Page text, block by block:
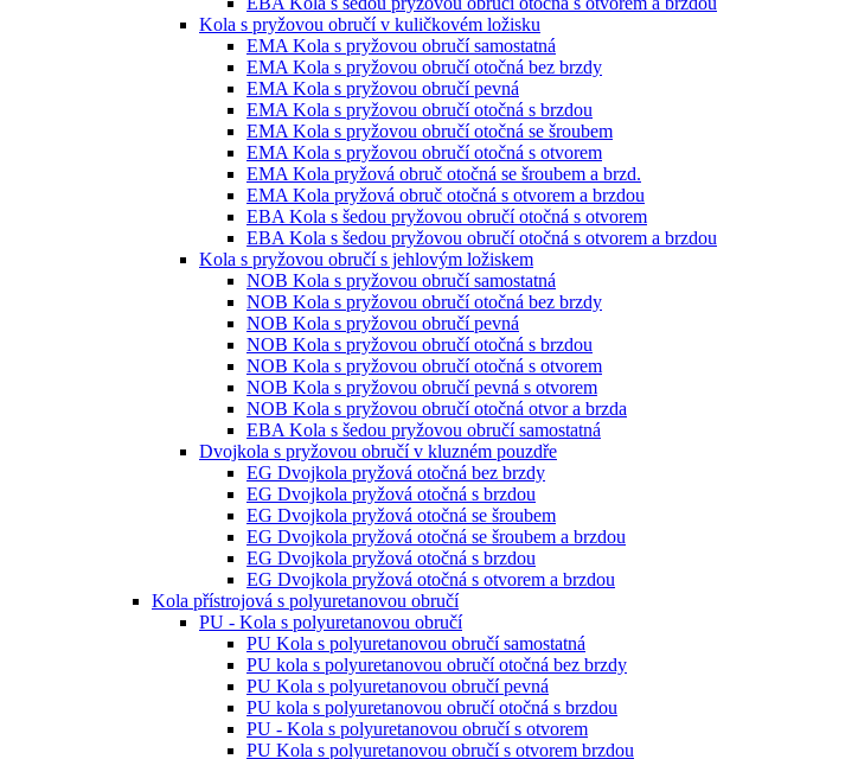
Kola s pryžovou obručí v kuličkovém ložisku
EMA Kola s pryžovou obručí samostatná
EMA Kola s pryžovou obručí otočná bez brzdy
EMA Kola s pryžovou obručí pevná
EMA Kola s pryžovou obručí otočná s brzdou
EMA Kola s pryžovou obručí otočná se šroubem
EMA Kola s pryžovou obručí otočná s otvorem
EMA Kola pryžová obruč otočná se šroubem a brzd.
EMA Kola pryžová obruč otočná s otvorem a brzdou
EBA Kola s šedou pryžovou obručí otočná s otvorem
EBA Kola s šedou pryžovou obručí otočná s otvorem a brzdou
Kola s pryžovou obručí s jehlovým ložiskem
NOB Kola s pryžovou obručí samostatná
NOB Kola s pryžovou obručí otočná bez brzdy
NOB Kola s pryžovou obručí pevná
NOB Kola s pryžovou obručí otočná s brzdou
NOB Kola s pryžovou obručí otočná s otvorem
NOB Kola s pryžovou obručí pevná s otvorem
NOB Kola s pryžovou obručí otočná otvor a brzda
EBA Kola s šedou pryžovou obručí samostatná
Dvojkola s pryžovou obručí v kluzném pouzdře
EG Dvojkola pryžová otočná bez brzdy
EG Dvojkola pryžová otočná s brzdou
EG Dvojkola pryžová otočná se šroubem
EG Dvojkola pryžová otočná se šroubem a brzdou
EG Dvojkola pryžová otočná s brzdou
EG Dvojkola pryžová otočná s otvorem a brzdou
Kola přístrojová s polyuretanovou obručí
PU - Kola s polyuretanovou obručí
PU Kola s polyuretanovou obručí samostatná
PU kola s polyuretanovou obručí otočná bez brzdy
PU Kola s polyuretanovou obručí pevná
PU kola s polyuretanovou obručí otočná s brzdou
PU - Kola s polyuretanovou obručí s otvorem
PU Kola s polyuretanovou obručí s otvorem brzdou